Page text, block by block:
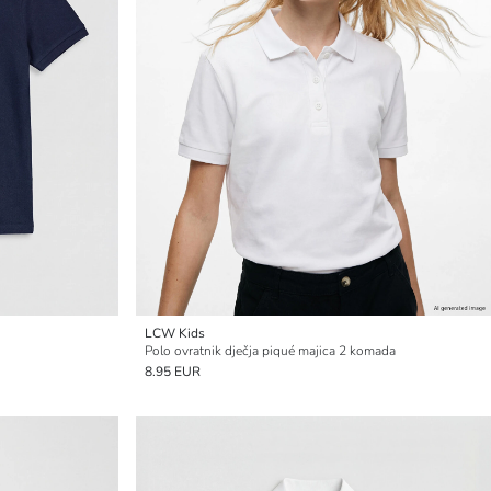
LCW Kids
Polo ovratnik dječja piqué majica 2 komada
8.95 EUR